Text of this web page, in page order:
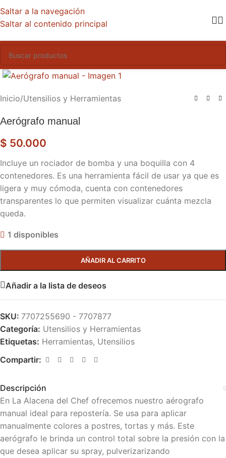
Saltar a la navegación
Saltar al contenido principal
Inicio/Utensilios y Herramientas
Aerógrafo manual
$ 50.000
Incluye un rociador de bomba y una boquilla con 4
contenedores. Es una herramienta fácil de usar ya que es
ligera y muy cómoda, cuenta con contenedores
transparentes lo que permiten visualizar cuánta mezcla
queda.
1 disponibles
AÑADIR AL CARRITO
Añadir a la lista de deseos
SKU: 7707255690 - 7707877
Categoría: Utensilios y Herramientas
Etiquetas: Herramientas, Utensilios
Compartir:
Descripción
En La Alacena del Chef ofrecemos nuestro aérografo
manual ideal para repostería. Se usa para aplicar
manualmente colores a postres, tortas y más. Este
aerógrafo le brinda un control total sobre la presión con la
que desea aplicar su spray, pulverizarizando